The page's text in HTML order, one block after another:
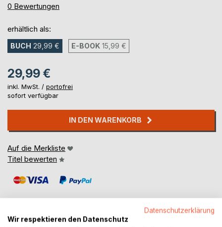
0%
0 Bewertungen
erhältlich als:
BUCH 29,99 € E-BOOK 15,99 €
29,99 €
inkl. MwSt. / portofrei
sofort verfügbar
IN DEN WARENKORB
Auf die Merkliste
Titel bewerten
Datenschutzerklärung
Wir respektieren den Datenschutz